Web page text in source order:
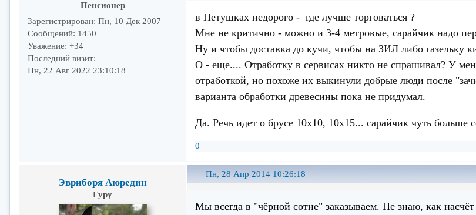
Пенсионер
Зарегистрирован: Пн, 10 Дек 2007
Сообщений: 1450
Уважение: +34
Последний визит:
Пн, 22 Авг 2022 23:10:18
в Петушках недорого - где лучше торговаться ?
Мне не критично - можно и 3-4 метровые, сарайчик надо
Ну и чтобы доставка до кучи, чтобы на ЗИЛ либо газельку
О - еще.... Отработку в сервисах никто не спрашивал? У
отработкой, но похоже их выкинули добрые люди после
варианта обработки древесины пока не придумал.
Да. Речь идет о брусе 10х10, 10х15... сарайчик чуть больше
0
Пн, 28 Апр 2014 10:26:18
Эвриборя Аюредин
Гуру
Мы всегда в "чёрной сотне" заказываем. Не знаю, как